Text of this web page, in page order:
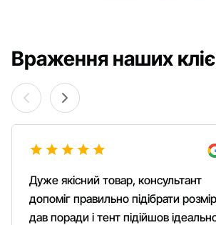
Враження наших
Дуже якісний товар, консультант
допоміг правильно підібрати
дав поради і тент підійшов